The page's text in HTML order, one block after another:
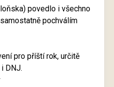
povedlo i všechno
pochválím
pro příští rok, určitě
DNJ.